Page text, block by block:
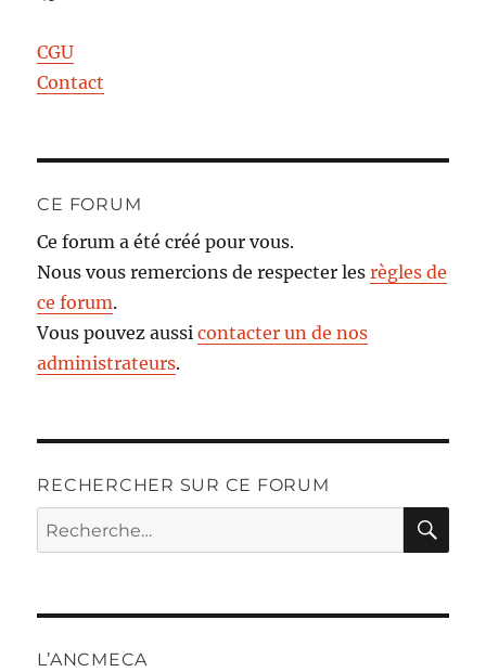
CGU
Contact
CE FORUM
Ce forum a été créé pour vous.
Nous vous remercions de respecter lesrègles de
ce forum.
Vous pouvez aussicontacter un de nos
administrateurs.
RECHERCHER SUR CE FORUM
Recherche
pour :
L’ANCMECA